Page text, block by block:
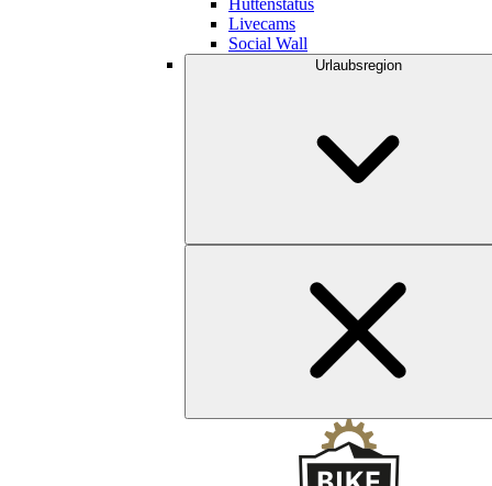
Hüttenstatus
Livecams
Social Wall
Urlaubsregion